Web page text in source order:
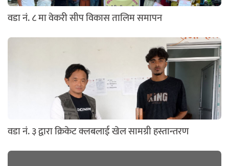
वडा नं. ८ मा वेकरी सीप विकास तालिम समापन
वडा नं. ३ द्वारा क्रिकेट क्लबलाई खेल सामग्री हस्तान्तरण